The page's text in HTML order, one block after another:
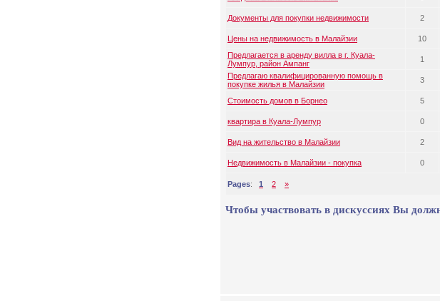
Документы для покупки недвижимости
2
Цены на недвижимость в Малайзии 10
Предлагается в аренду вилла в г. Куала-
Лумпур, район Ампанг
1
Предлагаю квалифицированную помощь в
покупке жилья в Малайзии
3
Стоимость домов в Борнео
5
квартира в Куала-Лумпур 0
Вид на жительство в Малайзии
2
Недвижимость в Малайзии - покупка 0
Pages: 1 2 »
Чтобы участвовать в дискуссиях Вы